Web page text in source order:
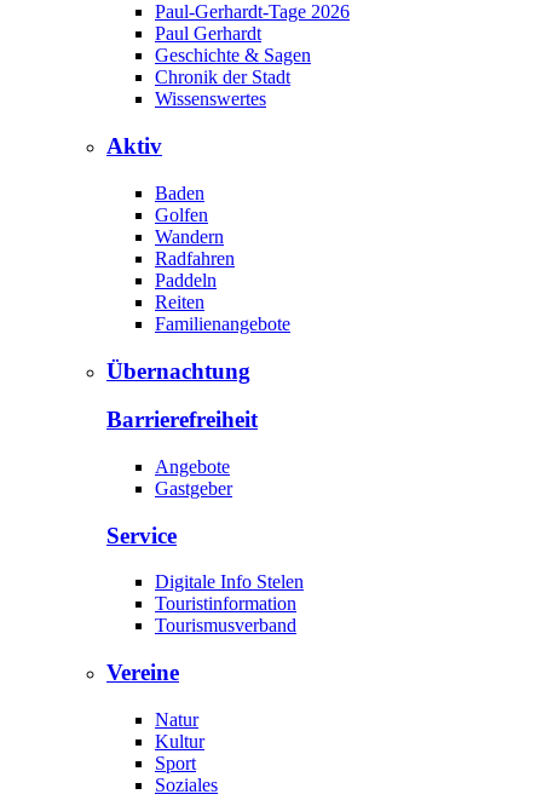
Paul-Gerhardt-Tage 2026
Paul Gerhardt
Geschichte & Sagen
Chronik der Stadt
Wissenswertes
Aktiv
Baden
Golfen
Wandern
Radfahren
Paddeln
Reiten
Familienangebote
Übernachtung
Barrierefreiheit
Angebote
Gastgeber
Service
Digitale Info Stelen
Touristinformation
Tourismusverband
Vereine
Natur
Kultur
Sport
Soziales